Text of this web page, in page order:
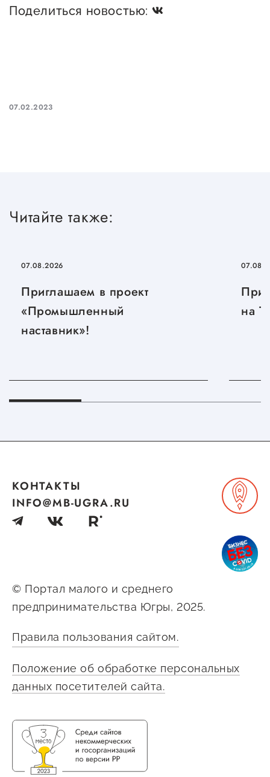
Поделиться новостью:
07.02.2023
Читайте также:
07.08.2026
Приглашаем в проект
«Промышленный
наставник»!
на
© Портал малого и среднего
предпринимательства Югры, 2025.
Правила пользования сайтом.
Положение об обработке персональных
данных посетителей сайта.
КОНТАКТЫ
INFO@MB-UGRA.RU